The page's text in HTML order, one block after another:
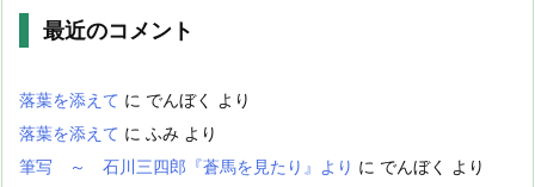
最近のコメント
落葉を添えて に でんぼく
より
落葉を添えて に ふみ より
筆写 ～ 石川三四郎『蒼馬を見たり』より に でんぼく
より